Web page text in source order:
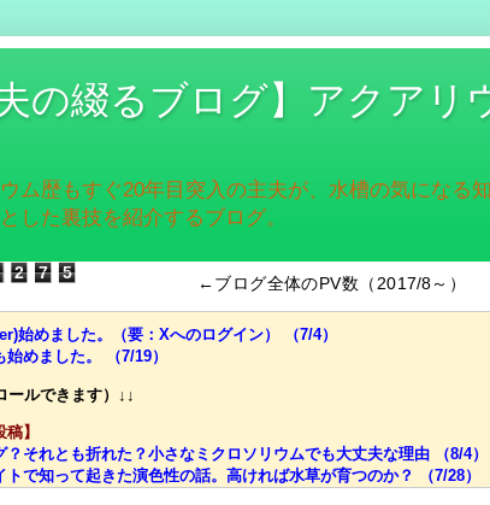
夫の綴るブログ】アクア
ム歴もすぐ20年目突入の主夫が、水槽の気にな
した裏技を紹介するブログ。
2 7 5
←ブログ全体のPV数（2017/8～）
始めました。（要：Xへのログイン） （7/4）
始めました。 （7/19）
ールできます）↓↓
稿】
？それとも折れた？小さなミクロソリウムでも大丈夫な理由 （8/4）
トで知って起きた演色性の話。高ければ水草が育つのか？ （7/28）